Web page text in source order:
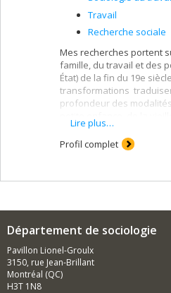
Travail
Recherche sociale
Mes recherches portent
famille, du travail et des
État) de la fin du 19e
transformations
profondeur des
de l'existence. Dans
cours depuis 2004 sur
familiales au Québec".
contemporaine,
des populations.
Lire plus…
Profil complet
Département de sociologie
Pavillon Lionel-Groulx
3150, rue Jean-Brillant
Montréal (QC)
H3T 1N8